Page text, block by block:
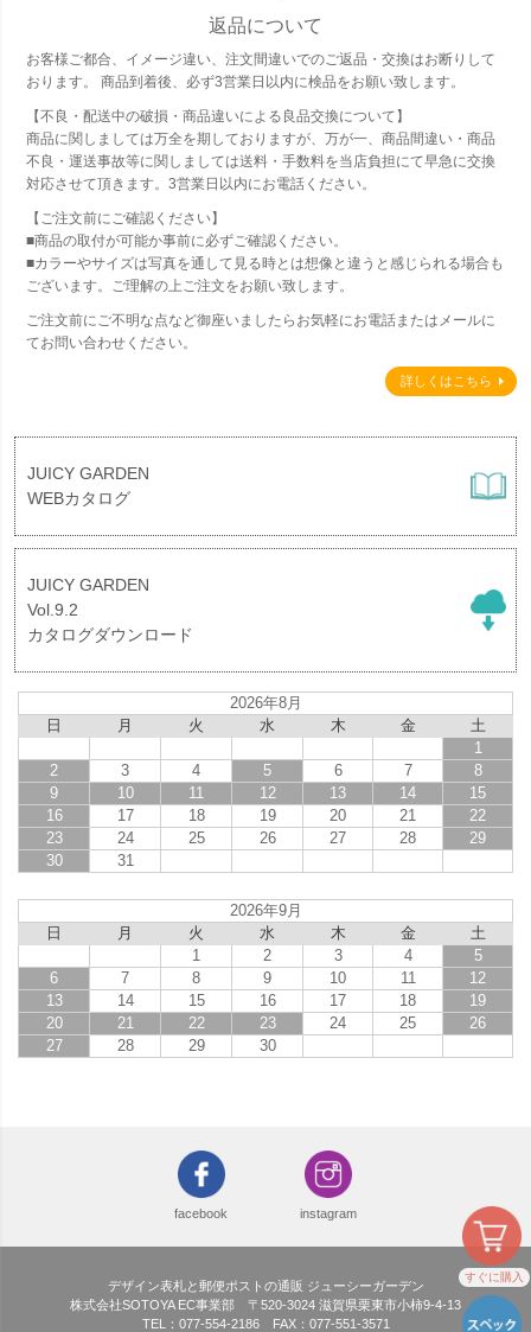
すぐに購入
返品について
お客様ご都合、イメージ違い、注文間違いでのご返品・交換はお断りして
おります。 商品到着後、必ず3営業日以内に検品をお願い致します。
【不良・配送中の破損・商品違いによる良品交換について】
商品に関しましては万全を期しておりますが、万が一、商品間違い・商品
不良・運送事故等に関しましては送料・手数料を当店負担にて早急に交換
対応させて頂きます。3営業日以内にお電話ください。
【ご注文前にご確認ください】
■商品の取付が可能か事前に必ずご確認ください。
■カラーやサイズは写真を通して見る時とは想像と違うと感じられる場合も
ございます。ご理解の上ご注文をお願い致します。
ご注文前にご不明な点など御座いましたらお気軽にお電話またはメールに
てお問い合わせください。
詳しくはこちら
JUICY GARDEN
WEBカタログ
JUICY GARDEN
Vol.9.2
カタログダウンロード
2026年8月
日
月 火 水 木 金
土
1
2
3 4 5 6 7
8
9
10 11 12 13 14
15
16
17 18 19 20 21
22
23
24 25 26 27 28
29
30
31
2026年9月
日
月 火 水 木 金
土
1
2 3 4
5
6
7 8 9 10 11
12
13
14 15 16 17 18
19
20
21 22 23 24 25
26
27
28 29 30
facebook instagram
デザイン表札と郵便ポストの通販 ジューシーガーデン
株式会社SOTOYA EC事業部 〒520-3024 滋賀県栗東市小柿9-4-13
TEL：077-554-2186 FAX：077-551-3571